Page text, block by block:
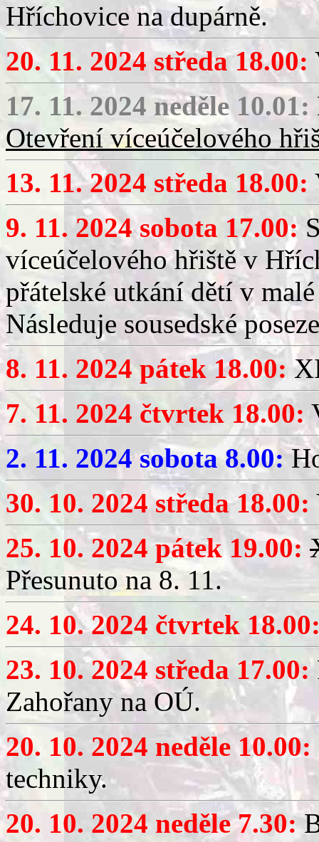
Hříchovice na dupárně.
20. 11. 2024 středa 18.00:
17. 11. 2024 neděle 10.01:
Otevření víceúčelového
13. 11. 2024 středa 18.00:
9. 11. 2024 sobota 17.00:
víceúčelového hřiště v
přátelské utkání dětí v
Následuje sousedské
8. 11. 2024 pátek 18.00:
7. 11. 2024 čtvrtek 18.00:
2. 11. 2024 sobota 8.00:
30. 10. 2024 středa 18.00:
25. 10. 2024 pátek 19.00:
Přesunuto na 8. 11.
24. 10. 2024 čtvrtek
23. 10. 2024 středa 17.00:
Zahořany na OÚ.
20. 10. 2024 neděle 10.00:
techniky.
20. 10. 2024 neděle 7.30: